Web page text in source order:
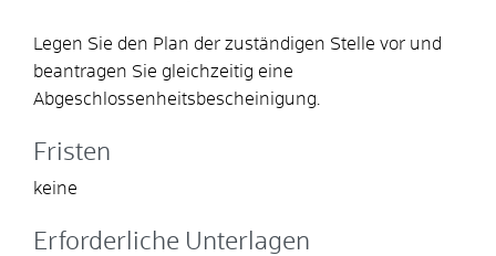
Legen Sie den Plan der zuständigen Stelle vor und
beantragen Sie gleichzeitig eine
Abgeschlossenheitsbescheinigung.
Fristen
keine
Erforderliche Unterlagen